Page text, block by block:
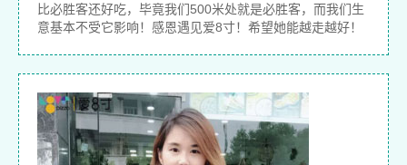
比必胜客还好吃，毕竟我们500米处就是必胜客，而我们生
意基本不受它影响！感恩遇见爱8寸！希望她能越走越好！